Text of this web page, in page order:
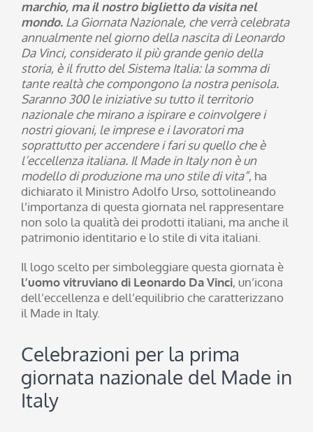
marchio, ma il nostro biglietto da visita nel
mondo. La Giornata Nazionale, che verrà celebrata
annualmente nel giorno della nascita di Leonardo
Da Vinci, considerato il più grande genio della
storia, è il frutto del Sistema Italia: la somma di
tante realtà che compongono la nostra penisola.
Saranno 300 le iniziative su tutto il territorio
nazionale che mirano a ispirare e coinvolgere i
nostri giovani, le imprese e i lavoratori ma
soprattutto per accendere i fari su quello che è
l’eccellenza italiana. Il Made in Italy non è un
modello di produzione ma uno stile di vita”, ha
dichiarato il Ministro Adolfo Urso, sottolineando
l’importanza di questa giornata nel rappresentare
non solo la qualità dei prodotti italiani, ma anche il
patrimonio identitario e lo stile di vita italiani.
Il logo scelto per simboleggiare questa giornata è
l’uomo vitruviano di Leonardo Da Vinci, un’icona
dell’eccellenza e dell’equilibrio che caratterizzano
il Made in Italy.
Celebrazioni per la prima
giornata nazionale del Made in
Italy